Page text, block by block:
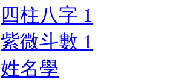
四柱八字 1
紫微斗數 1
姓名學